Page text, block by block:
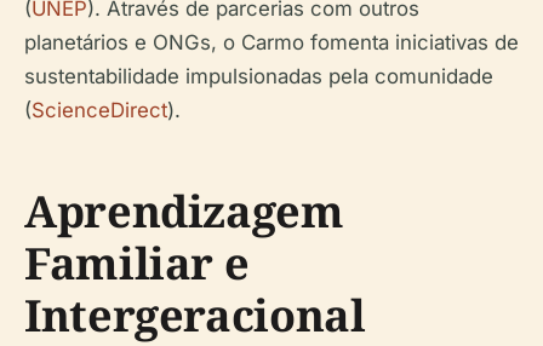
(UNEP). Através de parcerias com outros
planetários e ONGs, o Carmo fomenta iniciativas de
sustentabilidade impulsionadas pela comunidade
(ScienceDirect).
Aprendizagem
Familiar e
Intergeracional